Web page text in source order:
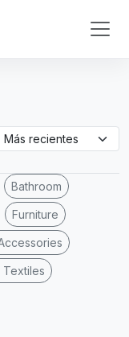
Bathroom
Furniture
Textiles